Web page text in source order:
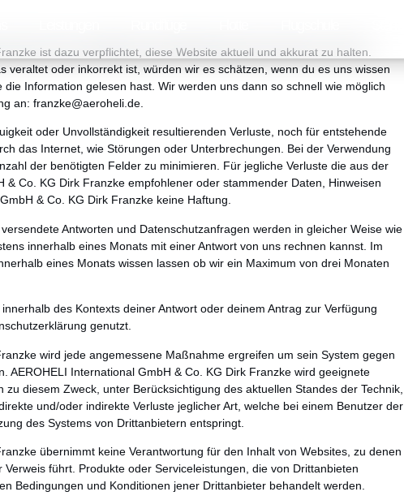
ist dazu verpflichtet, diese Website aktuell und akkurat zu halten.
veraltet oder inkorrekt ist, würden wir es schätzen, wenn du es uns wissen
Information gelesen hast. Wir werden uns dann so schnell wie möglich
an: franzke@aeroheli.de
oder Unvollständigkeit resultierenden Verluste, noch für entstehende
das Internet, wie Störungen oder Unterbrechungen. Bei der Verwendung
der benötigten Felder zu minimieren. Für jegliche Verluste die aus der
& Co. KG Dirk Franzke empfohlener oder stammender Daten, Hinweisen
& Co. KG Dirk Franzke keine Haftung.
Antworten und Datenschutzanfragen werden in gleicher Weise wie
innerhalb eines Monats mit einer Antwort von uns rechnen kannst. Im
eines Monats wissen lassen ob wir ein Maximum von drei Monaten
des Kontexts deiner Antwort oder deinem Antrag zur Verfügung
genutzt.
wird jede angemessene Maßnahme ergreifen um sein System gegen
AEROHELI International GmbH & Co. KG Dirk Franzke wird geeignete
diesem Zweck, unter Berücksichtigung des aktuellen Standes der Technik,
und/oder indirekte Verluste jeglicher Art, welche bei einem Benutzer der
des Systems von Drittanbietern entspringt.
übernimmt keine Verantwortung für den Inhalt von Websites, zu denen
führt. Produkte oder Serviceleistungen, die von Drittanbieten
Bedingungen und Konditionen jener Drittanbieter behandelt werden.